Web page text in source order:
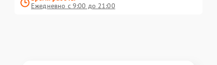
Ежедневно с 9:00 до 21:00